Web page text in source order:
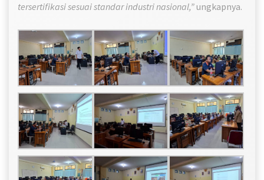
tersertifikasi sesuai standar industri nasional,”ungkapnya.